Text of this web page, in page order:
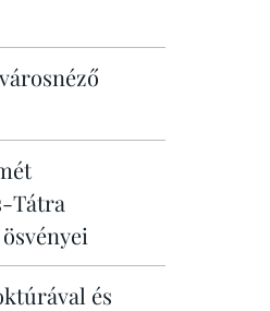
Tátra
és